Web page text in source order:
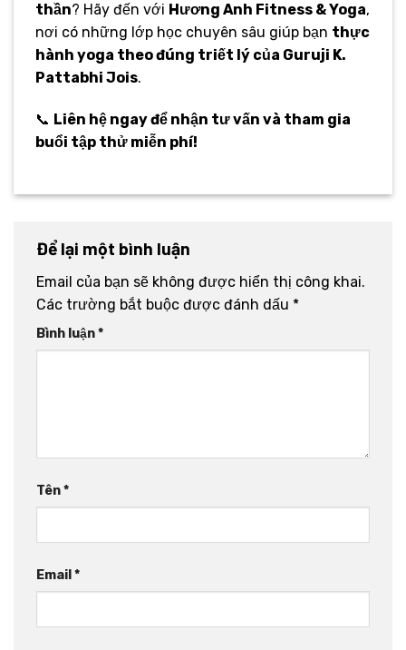
thần? Hãy đến với Hương Anh Fitness & Yoga,
nơi có những lớp học chuyên sâu giúp bạn thực
hành yoga theo đúng triết lý của Guruji K.
Pattabhi Jois.
📞 Liên hệ ngay để nhận tư vấn và tham gia
buổi tập thử miễn phí!
Để lại một bình luận
Email của bạn sẽ không được hiển thị công khai.
Các trường bắt buộc được đánh dấu *
Bình luận*
Tên*
Email *